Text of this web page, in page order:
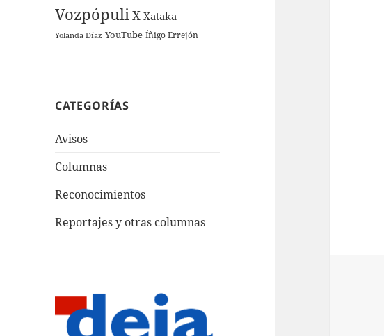
Vozpópuli X Xataka
Yolanda Díaz YouTube Íñigo Errejón
CATEGORÍAS
Avisos
Columnas
Reconocimientos
Reportajes y otras columnas